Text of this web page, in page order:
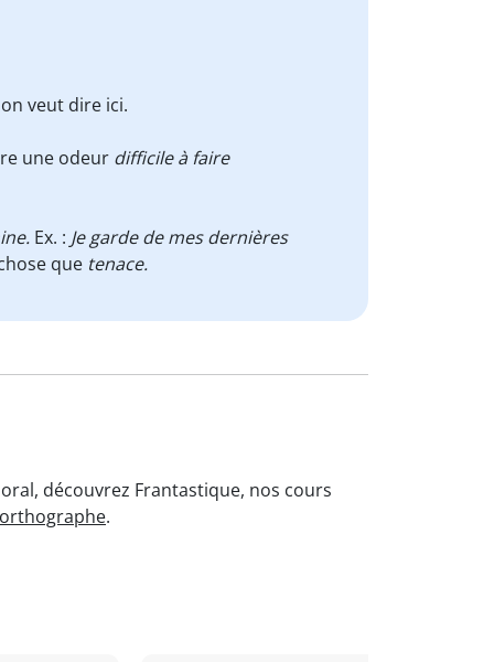
veut dire ici.
une odeur difficile à faire
Ex. : Je garde de mes dernières
que tenace.
découvrez Frantastique, nos cours
.